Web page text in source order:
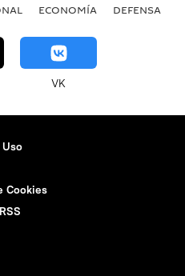
ECONOMÍA DEFENSA
VK
Cookies
RSS